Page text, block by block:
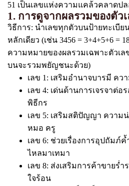
51 เป็นเลขแห่งความแคล้วคลาดป
1. การดูจากผลรวมของตัว
วิธีการ: นำเลขทุกตัวบนป้ายทะเบีย
หลักเดียว (เช่น 3456 = 3+4+5+6 =
ความหมายของผลรวมเฉพาะตัวเ
บนจะรวมพยัญชนะด้วย)
เลข 1: เสริมอำนาจบารมี คว
เลข 4: เด่นด้านการเจรจาต่
พิธีกร
เลข 5: เสริมสติปัญญา ความ
หมอ ครู
เลข 6: ช่วยเรื่องการอุปถัมภ์
ไหลมาเทมา
เลข 8: ส่งเสริมการค้าขายร่ำ
ใจร้อน